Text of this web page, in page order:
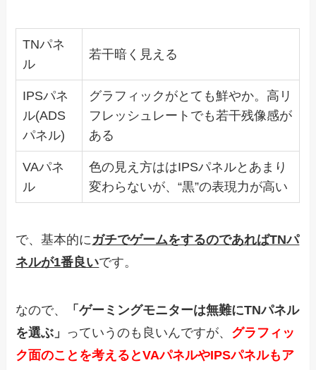
TNパネ
ル
若干暗く見える
IPSパネ
ル(ADS
パネル)
グラフィックがとても鮮やか。高リ
フレッシュレートでも若干残像感が
ある
VAパネ
ル
色の見え方ははIPSパネルとあまり
変わらないが、“黒”の表現力が高い
で、基本的にガチでゲームをするのであればTNパ
ネルが1番良いです。
なので、
「ゲーミングモニターは無難にTNパネル
を選ぶ」 っていうのも良いんですが、 グラフィッ
ク面のことを考えるとVAパネルやIPSパネルもア